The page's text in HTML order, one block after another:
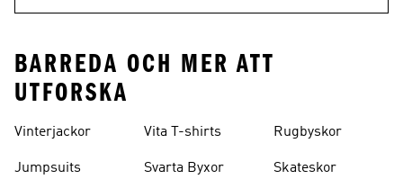
BARREDA OCH MER ATT
UTFORSKA
Vinterjackor
Jumpsuits
Vita T-shirts
Svarta Byxor
Rugbyskor
Skateskor